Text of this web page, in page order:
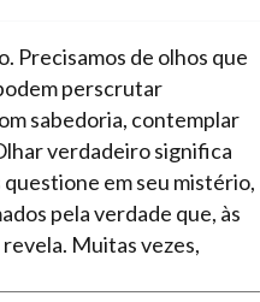
Precisamos de olhos que
perscrutar
sabedoria, contemplar
verdadeiro significa
em seu mistério,
pela verdade que, às
Muitas vezes,